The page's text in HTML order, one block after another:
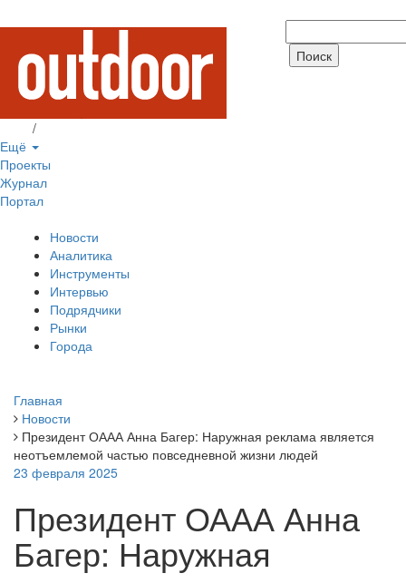
/
Ещё
Проекты
Журнал
Портал
Новости
Аналитика
Инструменты
Интервью
Подрядчики
Рынки
Города
Главная
Новости
Президент ОААА Анна Багер: Наружная реклама является
неотъемлемой частью повседневной жизни людей
23 февраля 2025
Президент ОААА Анна
Багер: Наружная